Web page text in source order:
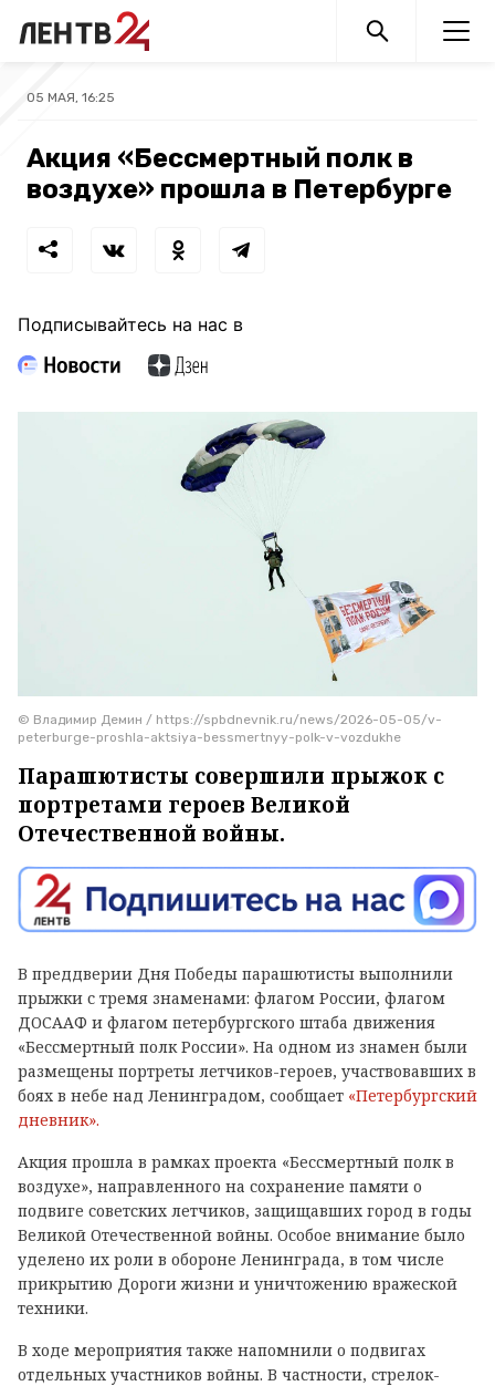
05 МАЯ, 16:25
Акция «Бессмертный полк в
воздухе» прошла в Петербурге
Подписывайтесь на нас в
© Владимир Демин / https://spbdnevnik.ru/news/2026-05-05/v-
peterburge-proshla-aktsiya-bessmertnyy-polk-v-vozdukhe
Парашютисты совершили прыжок с
портретами героев Великой
Отечественной войны.
В преддверии Дня Победы парашютисты выполнили
прыжки с тремя знаменами: флагом России, флагом
ДОСААФ и флагом петербургского штаба движения
«Бессмертный полк России». На одном из знамен были
размещены портреты летчиков-героев, участвовавших в
боях в небе над Ленинградом, сообщает «Петербургский
дневник».
Акция прошла в рамках проекта «Бессмертный полк в
воздухе», направленного на сохранение памяти о
подвиге советских летчиков, защищавших город в годы
Великой Отечественной войны. Особое внимание было
уделено их роли в обороне Ленинграда, в том числе
прикрытию Дороги жизни и уничтожению вражеской
техники.
В ходе мероприятия также напомнили о подвигах
отдельных участников войны. В частности, стрелок-